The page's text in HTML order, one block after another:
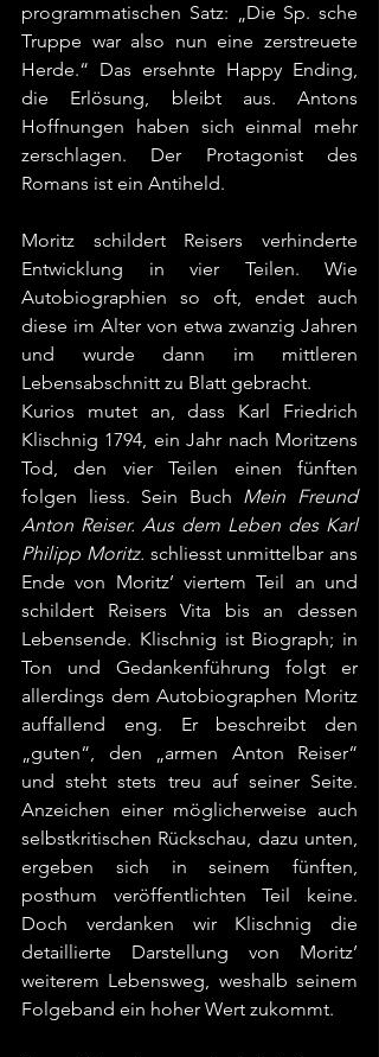
programmatischen Satz: „Die Sp. sche
Truppe war also nun eine zerstreuete
Herde.“ Das ersehnte Happy Ending,
die Erlösung, bleibt aus. Antons
Hoffnungen haben sich einmal mehr
zerschlagen. Der Protagonist des
Romans ist ein Antiheld.
Moritz schildert Reisers verhinderte
Entwicklung in vier Teilen. Wie
Autobiographien so oft, endet auch
diese im Alter von etwa zwanzig Jahren
und wurde dann im mittleren
Lebensabschnitt zu Blatt gebracht.
Kurios mutet an, dass Karl Friedrich
Klischnig 1794, ein Jahr nach Moritzens
Tod, den vier Teilen einen fünften
folgen liess. Sein Buch Mein Freund
Anton Reiser. Aus dem Leben des Karl
Philipp Moritz. schliesst unmittelbar ans
Ende von Moritz’ viertem Teil an und
schildert Reisers Vita bis an dessen
Lebensende. Klischnig ist Biograph; in
Ton und Gedankenführung folgt er
allerdings dem Autobiographen Moritz
auffallend eng. Er beschreibt den
„guten“, den „armen Anton Reiser“
und steht stets treu auf seiner Seite.
Anzeichen einer möglicherweise auch
selbstkritischen Rückschau, dazu unten,
ergeben sich in seinem fünften,
posthum veröffentlichten Teil keine.
Doch verdanken wir Klischnig die
detaillierte Darstellung von Moritz’
weiterem Lebensweg, weshalb seinem
Folgeband ein hoher Wert zukommt.